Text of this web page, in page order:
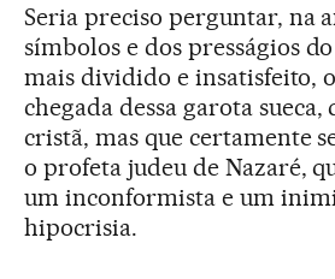
Seria preciso perguntar, na
símbolos e dos presságios
mais dividido e insatisfeito,
chegada dessa garota sueca,
cristã, mas que certamente
o profeta judeu de Nazaré,
um inconformista e um
hipocrisia.